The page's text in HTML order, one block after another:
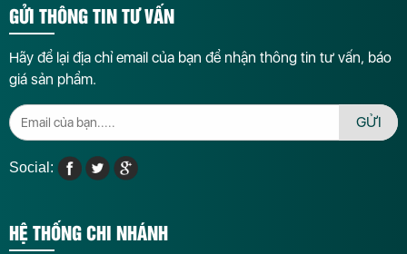
GỬI THÔNG TIN TƯ VẤN
Hãy để lại địa chỉ email của bạn để nhận thông tin tư vấn, báo
giá sản phẩm.
GỬI
Social:
HỆ THỐNG CHI NHÁNH